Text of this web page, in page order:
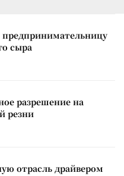
сыра
разрешение на
резни
отрасль драйвером